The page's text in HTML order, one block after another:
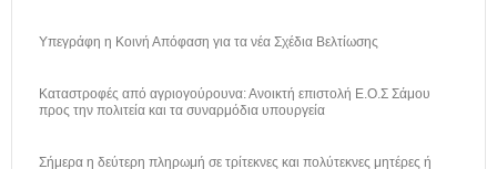
Υπεγράφη η Κοινή Απόφαση για τα νέα Σχέδια Βελτίωσης
Καταστροφές από αγριογούρουνα: Ανοικτή επιστολή Ε.Ο.Σ Σάμου
προς την πολιτεία και τα συναρμόδια υπουργεία
Σήμερα η δεύτερη πληρωμή σε τρίτεκνες και πολύτεκνες μητέρες ή